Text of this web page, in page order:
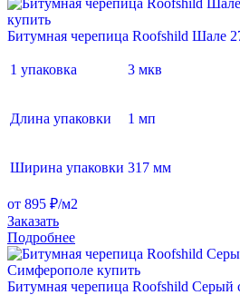
Битумная черепица Roofshild Шале
1 упаковка 3 мкв
Длина упаковки 1 мп
Ширина упаковки 317 мм
от 895 ₽/м2
Заказать
Подробнее
Битумная черепица Roofshild Серый